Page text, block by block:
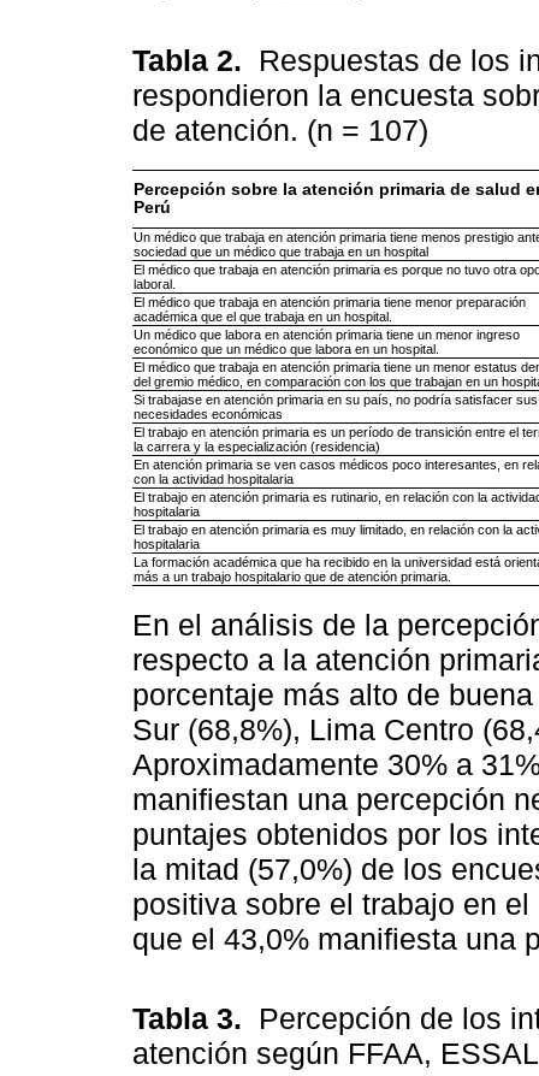
Tabla 2. Respuestas de los
respondieron la encuesta
de atención. (n = 107)
Percepción sobre la atención primaria de salud
Perú
Un médico que trabaja en atención primaria tiene menos prestigio
sociedad que un médico que trabaja en un hospital
El médico que trabaja en atención primaria es porque no tuvo otra
laboral.
El médico que trabaja en atención primaria tiene menor preparación
académica que el que trabaja en un hospital.
Un médico que labora en atención primaria tiene un menor ingreso
económico que un médico que labora en un hospital.
El médico que trabaja en atención primaria tiene un menor estatus
del gremio médico, en comparación con los que trabajan en un
Si trabajase en atención primaria en su país, no podría satisfacer sus
necesidades económicas
El trabajo en atención primaria es un período de transición entre el
la carrera y la especialización (residencia)
En atención primaria se ven casos médicos poco interesantes, en
con la actividad hospitalaria
El trabajo en atención primaria es rutinario, en relación con la
hospitalaria
El trabajo en atención primaria es muy limitado, en relación con la
hospitalaria
La formación académica que ha recibido en la universidad está
más a un trabajo hospitalario que de atención primaria.
En el análisis de la
respecto a la atención
porcentaje más alto de
Sur (68,8%), Lima Centro
Aproximadamente 30% a
manifiestan una percepción
puntajes obtenidos por los
la mitad (57,0%) de los
positiva sobre el trabajo en
que el 43,0% manifiesta una
Tabla 3. Percepción de los
atención según FFAA,